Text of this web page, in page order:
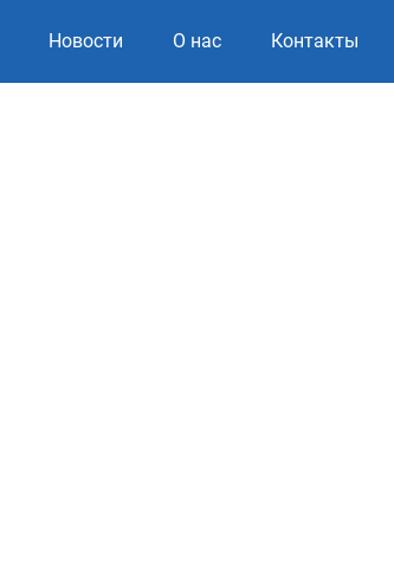
Новости О нас Контакты